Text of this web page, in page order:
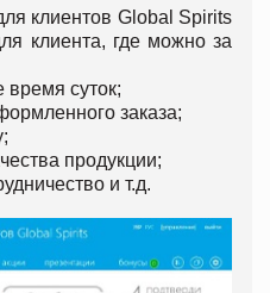
клиентов Global Spirits
клиента, где можно за
время суток;
заказа;
продукции;
и т.д.